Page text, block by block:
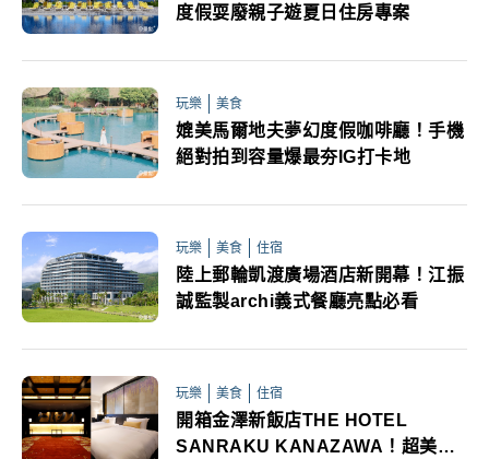
度假耍廢親子遊夏日住房專案
玩樂 美食
媲美馬爾地夫夢幻度假咖啡廳！手機
絕對拍到容量爆最夯IG打卡地
玩樂 美食 住宿
陸上郵輪凱渡廣場酒店新開幕！江振
誠監製archi義式餐廳亮點必看
玩樂 美食 住宿
開箱金澤新飯店THE HOTEL
SANRAKU KANAZAWA！超美禪